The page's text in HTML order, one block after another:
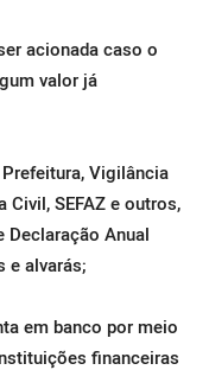
acionada caso o
valor já
Vigilância
SEFAZ e outros,
Anual
e alvarás;
em banco por meio
financeiras